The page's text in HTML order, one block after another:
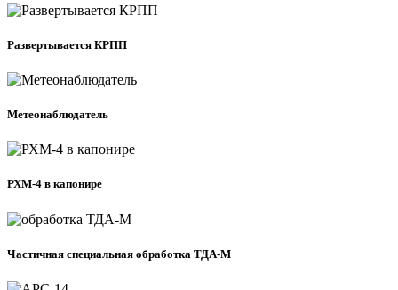
Развертывается КРПП
Метеонаблюдатель
РХМ-4 в капонире
Частичная специальная обработка ТДА-М